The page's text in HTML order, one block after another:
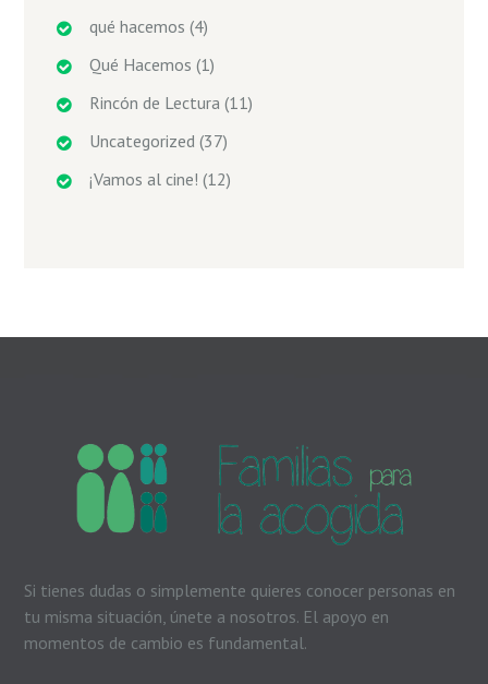
qué hacemos (4)
Qué Hacemos (1)
Rincón de Lectura (11)
Uncategorized (37)
¡Vamos al cine! (12)
Si tienes dudas o simplemente quieres conocer personas en
tu misma situación, únete a nosotros. El apoyo en
momentos de cambio es fundamental.